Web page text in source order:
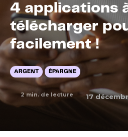
4 applications
télécharger
facilement !
ARGENT ÉPARGNE
2min. de lecture 17